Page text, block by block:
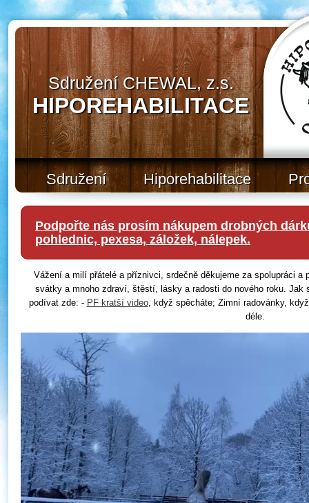
Sdružení CHEWAL, z.s.
HIPOREHABILITACE
Sdružení Hiporehabilitace
Podpořte nás prosím nákupem drobných
pohlednic, pexesa, záložek, nálepek.
Vážení a milí přátelé a příznivci, srdečně děkujeme za spolupráci a
svátky a mnoho zdraví, štěstí, lásky a radosti do nového roku.
podívat zde: - PF kratší video, když spěcháte; Zimní radovánky,
déle.